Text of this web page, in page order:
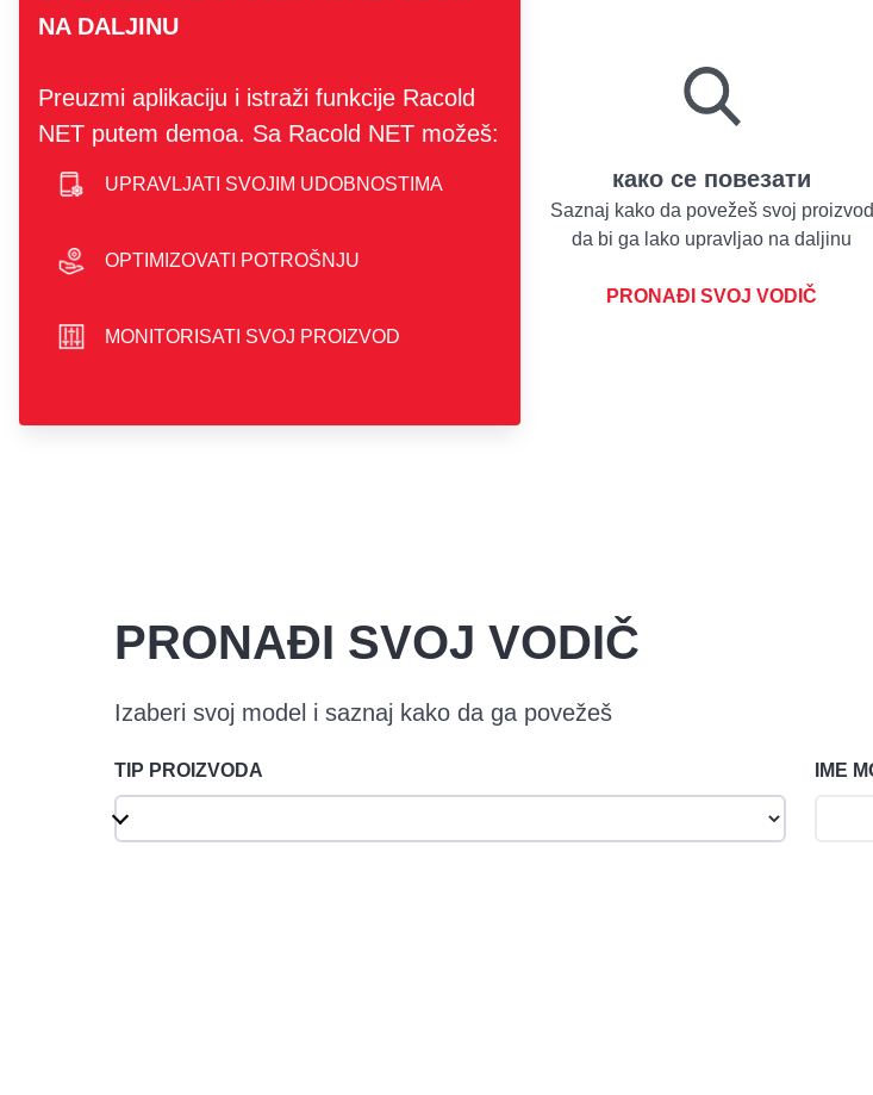
NA DALJINU
Preuzmi aplikaciju i istraži funkcije Racold
NET putem demoa. Sa Racold NET možeš:
UPRAVLJATI SVOJIM UDOBNOSTIMA
OPTIMIZOVATI POTROŠNJU
MONITORISATI SVOJ PROIZVOD
како се повезати
Saznaj kako da povežeš svoj proizvod
da bi ga lako upravljao na daljinu
PRONAĐI SVOJ VODIČ
PRONAĐI SVOJ VODIČ
Izaberi svoj model i saznaj kako da ga povežeš
TIP PROIZVODA IME